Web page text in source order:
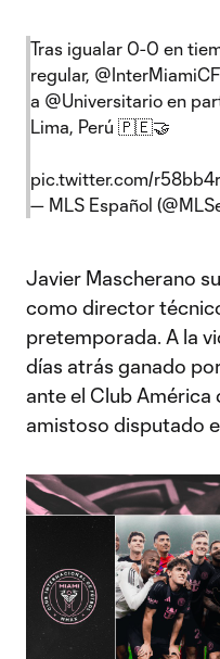
Tras igualar 0-0 en
regular, @InterMiamiCF
a @Universitario en
Lima, Perú 🇵🇪🤝
pic.twitter.com/
— MLS Español
Javier Mascherano
como director
pretemporada. A la
días atrás ganado
ante el Club América
amistoso disputado